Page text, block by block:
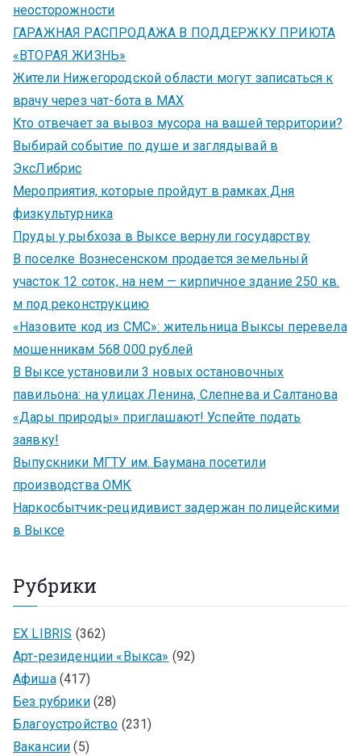
неосторожности
ГАРАЖНАЯ РАСПРОДАЖА В ПОДДЕРЖКУ ПРИЮТА
«ВТОРАЯ ЖИЗНЬ»
Жители Нижегородской области могут записаться к
врачу через чат-бота в MAX
Кто отвечает за вывоз мусора на вашей территории?
Выбирай событие по душе и заглядывай в
ЭксЛибрис
Мероприятия, которые пройдут в рамках Дня
физкультурника
Пруды у рыбхоза в Выксе вернули государству
В поселке Вознесенском продается земельный
участок 12 соток, на нем — кирпичное здание 250 кв.
м под реконструкцию
«Назовите код из СМС»: жительница Выксы перевела
мошенникам 568 000 рублей
В Выксе установили 3 новых остановочных
павильона: на улицах Ленина, Слепнева и Салтанова
«Дары природы» приглашают! Успейте подать
заявку!
Выпускники МГТУ им. Баумана посетили
производства ОМК
Наркосбытчик-рецидивист задержан полицейскими
в Выксе
Рубрики
EX LIBRIS (362)
Арт-резиденции «Выкса» (92)
Афиша(417)
Без рубрики(28)
Благоустройство (231)
Вакансии (5)